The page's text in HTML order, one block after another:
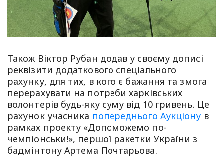
Також Віктор Рубан додав у своєму дописі
реквізити додаткового спеціального
рахунку, для тих, в кого є бажання та змога
перерахувати на потреби харківських
волонтерів будь-яку суму від 10 гривень. Це
рахунок учасника попереднього Аукціону в
рамках проекту «Допоможемо по-
чемпіонськи!», першої ракетки України з
бадмінтону Артема Почтарьова.